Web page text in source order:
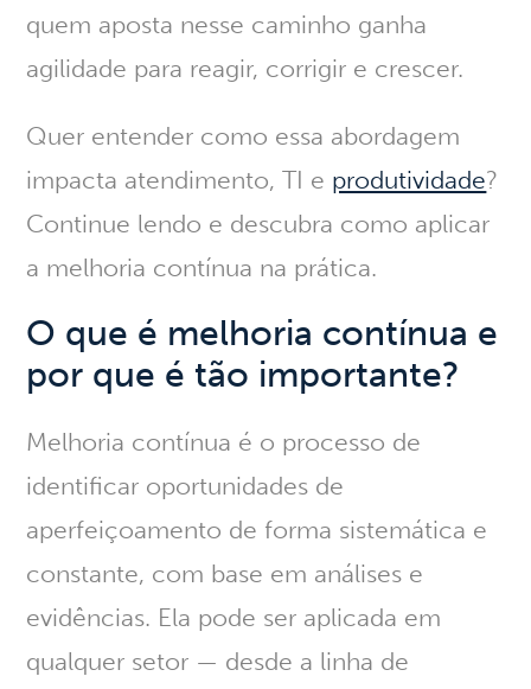
quem aposta nesse caminho ganha
agilidade para reagir, corrigir e crescer.
Quer entender como essa abordagem
impacta atendimento, TI e produtividade?
Continue lendo e descubra como aplicar
a melhoria contínua na prática.
O que é melhoria contínua e
por que é tão importante?
Melhoria contínua é o processo de
identificar oportunidades de
aperfeiçoamento de forma sistemática e
constante, com base em análises e
evidências. Ela pode ser aplicada em
qualquer setor — desde a linha de